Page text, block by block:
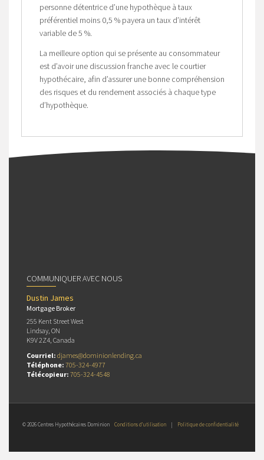
personne détentrice d’une hypothèque à taux
préférentiel moins 0,5 % payera un taux d’intérêt
variable de 5 %.
La meilleure option qui se présente au consommateur
est d’avoir une discussion franche avec le courtier
hypothécaire, afin d’assurer une bonne compréhension
des risques et du rendement associés à chaque type
d’hypothèque.
COMMUNIQUER AVEC NOUS
Dustin James
Mortgage Broker
255 Kent Street West
Lindsay, ON
K9V 2Z4, Canada
Courriel: djames@dominionlending.ca
Téléphone: 705-324-4977
Télécopieur: 705-324-4548
© 2026 Centres Hypothécaires Dominion Conditions d’utilisation | Politique de confidentialité